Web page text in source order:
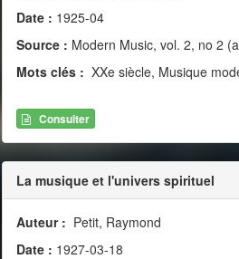
Date : 1925-04
Source : Modern Music, vol. 2, no 2
Mots clés : XXe siècle, Musique
Consulter
La musique et l'univers spirituel
Auteur : Petit, Raymond
Date : 1927-03-18